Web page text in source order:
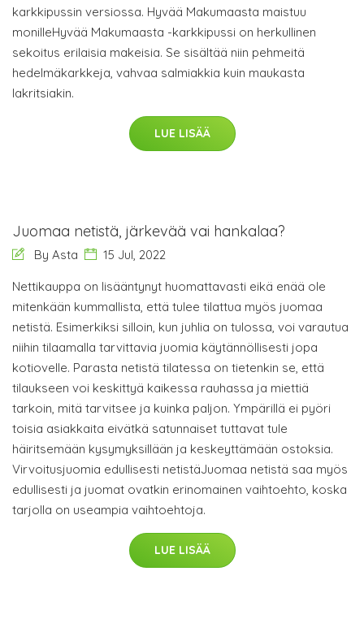
karkkipussin versiossa. Hyvää Makumaasta maistuu
monilleHyvää Makumaasta -karkkipussi on herkullinen
sekoitus erilaisia makeisia. Se sisältää niin pehmeitä
hedelmäkarkkeja, vahvaa salmiakkia kuin maukasta
lakritsiakin.
LUE LISÄÄ
Juomaa netistä, järkevää vai hankalaa?
By Asta 15 Jul, 2022
Nettikauppa on lisääntynyt huomattavasti eikä enää ole
mitenkään kummallista, että tulee tilattua myös juomaa
netistä. Esimerkiksi silloin, kun juhlia on tulossa, voi varautua
niihin tilaamalla tarvittavia juomia käytännöllisesti jopa
kotiovelle. Parasta netistä tilatessa on tietenkin se, että
tilaukseen voi keskittyä kaikessa rauhassa ja miettiä
tarkoin, mitä tarvitsee ja kuinka paljon. Ympärillä ei pyöri
toisia asiakkaita eivätkä satunnaiset tuttavat tule
häiritsemään kysymyksillään ja keskeyttämään ostoksia.
Virvoitusjuomia edullisesti netistäJuomaa netistä saa myös
edullisesti ja juomat ovatkin erinomainen vaihtoehto, koska
tarjolla on useampia vaihtoehtoja.
LUE LISÄÄ